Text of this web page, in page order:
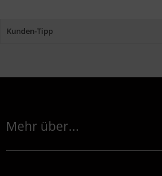
Kunden-Tipp
Mehr über...